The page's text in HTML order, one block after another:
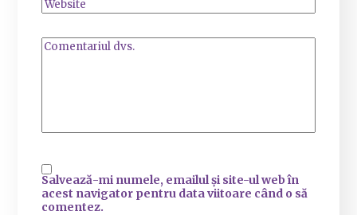
Salvează-mi numele, emailul și site-ul web în
acest navigator pentru data viitoare când o să
comentez.